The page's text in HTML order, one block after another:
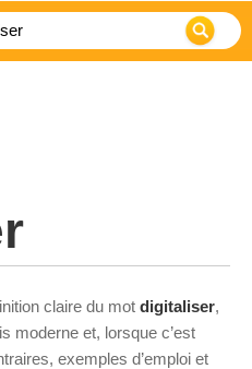
claire du mot digitaliser,
moderne et, lorsque c’est
exemples d’emploi et